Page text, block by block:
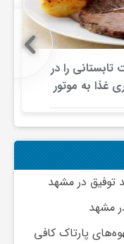
تابستانی را در
غذا به موتور
شد
در مشهد
مشهد
پارتاک کافی